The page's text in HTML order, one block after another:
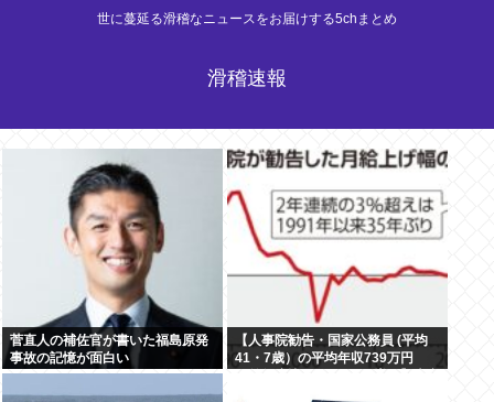
世に蔓延る滑稽なニュースをお届けする5chまとめ
滑稽速報
菅直人の補佐官が書いた福島原発
事故の記憶が面白い
【人事院勧告・国家公務員 (平均
41・7歳）の平均年収739万円